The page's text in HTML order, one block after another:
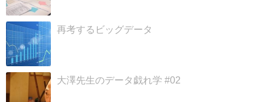
再考するビッグデータ
大澤先生のデータ戯れ学 #02